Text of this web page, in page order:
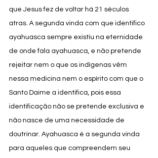
que Jesus fez de voltar há 21 séculos
atras. A segunda vinda com que identifico
ayahuasca sempre existiu na eternidade
de onde fala ayahuasca, e não pretende
rejeitar nem o que os indígenas vêm
nessa medicina nem o espírito com que o
Santo Daime a identifica, pois essa
identificação não se pretende exclusiva e
não nasce de uma necessidade de
doutrinar. Ayahuasca é a segunda vinda
para aqueles que compreendem seu